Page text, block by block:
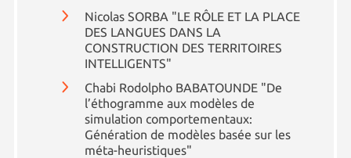
Nicolas SORBA "LE RÔLE ET LA PLACE
DES LANGUES DANS LA
CONSTRUCTION DES TERRITOIRES
INTELLIGENTS"
Chabi Rodolpho BABATOUNDE "De
l’éthogramme aux modèles de
simulation comportementaux:
Génération de modèles basée sur les
méta-heuristiques"